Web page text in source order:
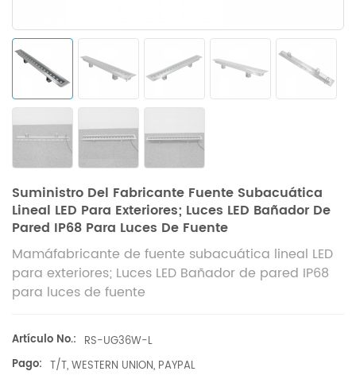
Suministro Del Fabricante Fuente Subacuática
Lineal LED Para Exteriores; Luces LED Bañador De
Pared IP68 Para Luces De Fuente
Mamáfabricante de fuente subacuática lineal LED
para exteriores; Luces LED Bañador de pared IP68
para luces de fuente
Artículo No.: RS-UG36W-L
Pago: T/T, WESTERN UNION, PAYPAL